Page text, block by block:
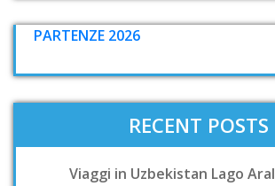
PARTENZE 2026
RECENT POSTS
Viaggi in Uzbekistan Lago Aral